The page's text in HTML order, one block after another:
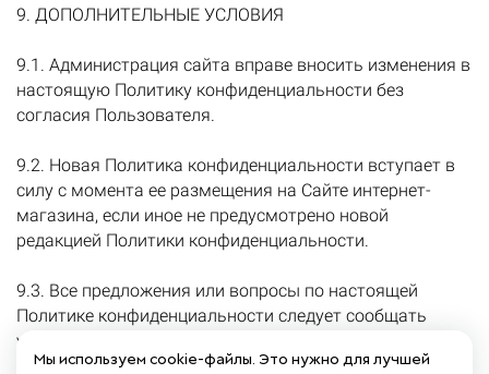
9. ДОПОЛНИТЕЛЬНЫЕ УСЛОВИЯ
9.1. Администрация сайта вправе вносить изменения в
настоящую Политику конфиденциальности без
согласия Пользователя.
9.2. Новая Политика конфиденциальности вступает в
силу с момента ее размещения на Сайте интернет-
магазина, если иное не предусмотрено новой
редакцией Политики конфиденциальности.
9.3. Все предложения или вопросы по настоящей
Политике конфиденциальности следует сообщать
указать раздел сайта интернет-магазина
Мы используем cookie-файлы. Это нужно для лучшей